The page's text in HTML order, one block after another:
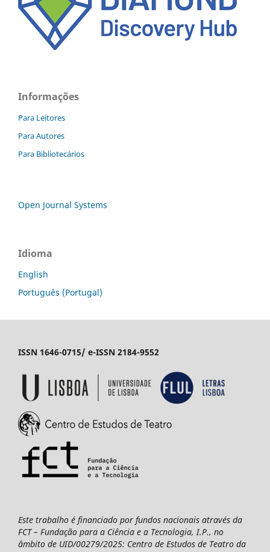
Informações
Para Leitores
Para Autores
Para Bibliotecários
Open Journal Systems
Idioma
English
Português (Portugal)
ISSN 1646-0715/ e-ISSN 2184-9552
Este trabalho é financiado por fundos nacionais através da
FCT – Fundação para a Ciência e a Tecnologia, I.P., no
âmbito de UID/00279/2025: Centro de Estudos de Teatro da